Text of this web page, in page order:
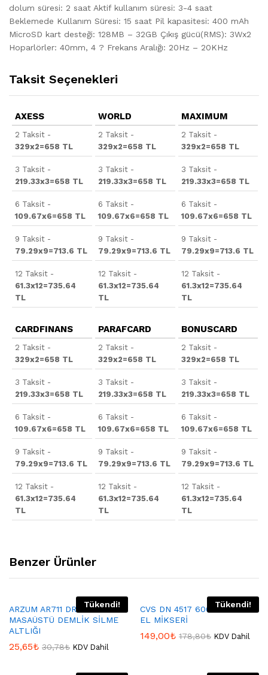
dolum süresi: 2 saat Aktif kullanım süresi: 3-4 saat
Beklemede Kullanım Süresi: 15 saat Pil kapasitesi: 400 mAh
MicroSD kart desteği: 128MB – 32GB Çıkış gücü(RMS): 3Wx2
Hoparlörler: 40mm, 4 ? Frekans Aralığı: 20Hz – 20KHz
Taksit Seçenekleri
AXESS
2 Taksit -
329x2=658 TL
3 Taksit -
219.33x3=658 TL
6 Taksit -
109.67x6=658 TL
9 Taksit -
79.29x9=713.6 TL
12 Taksit -
61.3x12=735.64
TL
WORLD
2 Taksit -
329x2=658 TL
3 Taksit -
219.33x3=658 TL
6 Taksit -
109.67x6=658 TL
9 Taksit -
79.29x9=713.6 TL
12 Taksit -
61.3x12=735.64
TL
MAXIMUM
2 Taksit -
329x2=658 TL
3 Taksit -
219.33x3=658 TL
6 Taksit -
109.67x6=658 TL
9 Taksit -
79.29x9=713.6 TL
12 Taksit -
61.3x12=735.64
TL
CARDFINANS
2 Taksit -
329x2=658 TL
3 Taksit -
219.33x3=658 TL
6 Taksit -
109.67x6=658 TL
9 Taksit -
79.29x9=713.6 TL
12 Taksit -
61.3x12=735.64
TL
PARAFCARD
2 Taksit -
329x2=658 TL
3 Taksit -
219.33x3=658 TL
6 Taksit -
109.67x6=658 TL
9 Taksit -
79.29x9=713.6 TL
12 Taksit -
61.3x12=735.64
TL
BONUSCARD
2 Taksit -
329x2=658 TL
3 Taksit -
219.33x3=658 TL
6 Taksit -
109.67x6=658 TL
9 Taksit -
79.29x9=713.6 TL
12 Taksit -
61.3x12=735.64
TL
Benzer Ürünler
Tükendi!
ARZUM AR711 DROPY MAX
MASAÜSTÜ DEMLİK SİLME
ALTLIĞI
25,65₺ 30,78₺ KDV Dahil
Tükendi!
CVS DN 4517 600W STANDLI
EL MİKSERİ
149,00₺ 178,80₺ KDV Dahil